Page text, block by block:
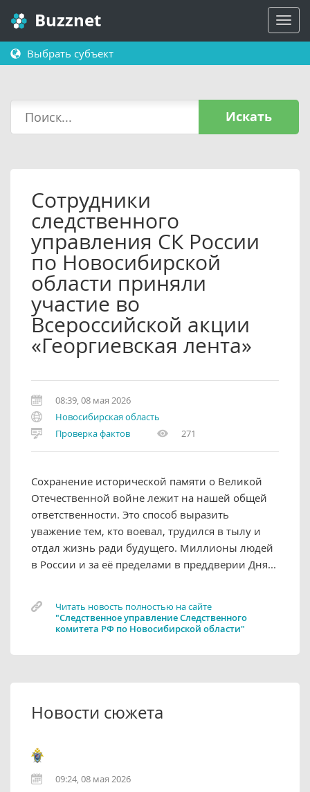
Buzznet
Выбрать субъект
Искать
Сотрудники
следственного
управления СК России
по Новосибирской
области приняли
участие во
Всероссийской акции
«Георгиевская лента»
08:39, 08 мая 2026
Новосибирская область
Проверка фактов
271
Сохранение исторической памяти о Великой
Отечественной войне лежит на нашей общей
ответственности. Это способ выразить
уважение тем, кто воевал, трудился в тылу и
отдал жизнь ради будущего. Миллионы людей
в России и за её пределами в преддверии Дня...
Читать новость полностью на сайте
"Следственное управление Следственного
комитета РФ по Новосибирской области"
Новости сюжета
09:24, 08 мая 2026